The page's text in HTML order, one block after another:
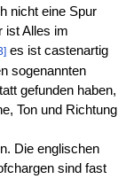
nicht eine Spur
ist Alles im
es ist castenartig
sogenannten
gefunden haben,
Ton und Richtung
Die englischen
sind fast